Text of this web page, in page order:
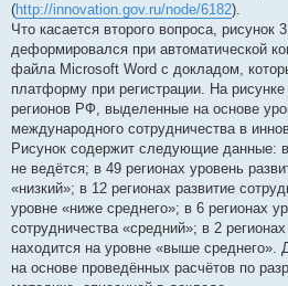
(http://innovation.gov.ru/node/6182).
Что касается второго вопроса, рисунок
деформировался при автоматической
файла Microsoft Word с докладом,
платформу при регистрации. На
регионов РФ, выделенные на основе
международного сотрудничества в
Рисунок содержит следующие данные: в
не ведётся; в 49 регионах уровень
«низкий»; в 12 регионах развитие
уровне «ниже среднего»; в 6 регионах
сотрудничества «средний»; в 2
находится на уровне «выше среднего».
на основе проведённых расчётов по